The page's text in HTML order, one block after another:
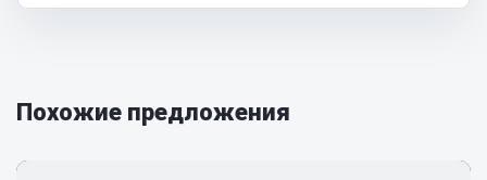
Похожие предложения